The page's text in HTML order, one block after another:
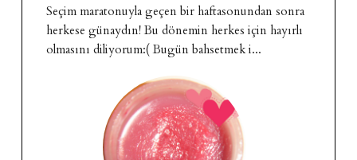
Seçim maratonuyla geçen bir haftasonundan sonra
herkese günaydın! Bu dönemin herkes için hayırlı
olmasını diliyorum:( Bugün bahsetmek i...